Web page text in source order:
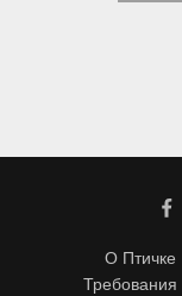
О Птичке
Требования